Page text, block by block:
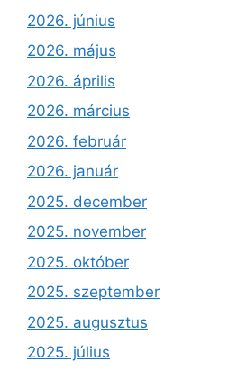
2026. június
2026. május
2026. április
2026. március
2026. február
2026. január
2025. december
2025. november
2025. október
2025. szeptember
2025. augusztus
2025. július